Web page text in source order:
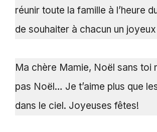
réunir toute la famille à l’heure
de souhaiter à chacun un
Ma chère Mamie, Noël sans toi
pas Noël… Je t’aime plus que
dans le ciel. Joyeuses fêtes!